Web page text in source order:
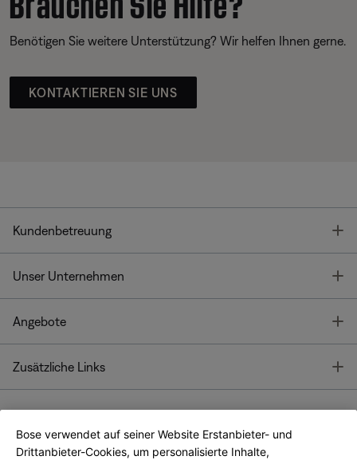
Benötigen Sie weitere Unterstützung? Wir helfen Ihnen gerne.
KONTAKTIEREN SIE UNS
Kundenbetreuung
Unser Unternehmen
Angebote
Zusätzliche Links
Bose App
Bose Connect
App
Bose verwendet auf seiner Website Erstanbieter- und
Drittanbieter-Cookies, um personalisierte Inhalte,